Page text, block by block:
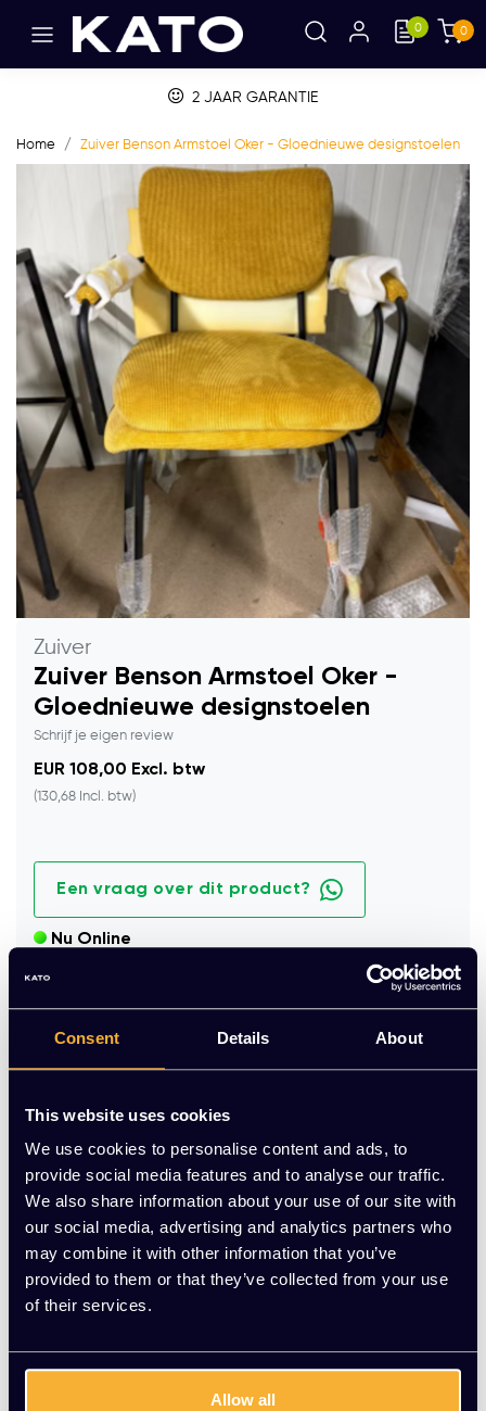
Consent Details About
This website uses cookies
We use cookies to personalise content and ads, to
provide social media features and to analyse our traffic.
We also share information about your use of our site with
our social media, advertising and analytics partners who
may combine it with other information that you’ve
provided to them or that they’ve collected from your use
of their services.
Allow all
0 0
BETALEN OP FACTUUR
Home Zuiver Benson Armstoel Oker - Gloednieuwe designstoelen
Zuiver
Zuiver Benson Armstoel Oker -
Gloednieuwe designstoelen
Schrijf je eigen review
EUR 108,00 Excl. btw
(130,68 Incl. btw)
Een vraag over dit product?
Nu Online
Stijlvolle Zuiver Benson armstoelen in okergeel. Gloednieuw
en direct leverbaar voor €260,00 | KATO Kantoorinrichting
Aantal -
Toevoegen aan winkelwagen
Vraag jouw persoonlijke aanbieding aan